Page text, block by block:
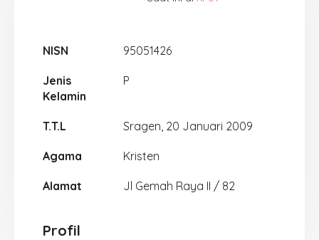
NISN 95051426
Jenis
Kelamin
P
T.T.L Sragen, 20 Januari 2009
Agama Kristen
Alamat Jl Gemah Raya II / 82
Profil